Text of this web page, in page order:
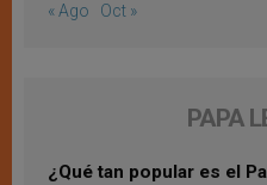
« Ago Oct »
PAPA
¿Qué tan popular es el